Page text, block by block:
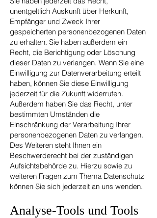
unentgeltlich Auskunft über Herkunft,
Empfänger und Zweck Ihrer
gespeicherten personenbezogenen Daten
zu erhalten. Sie haben außerdem ein
Recht, die Berichtigung oder Löschung
dieser Daten zu verlangen. Wenn Sie eine
Einwilligung zur Datenverarbeitung erteilt
haben, können Sie diese Einwilligung
jederzeit für die Zukunft widerrufen.
Außerdem haben Sie das Recht, unter
bestimmten Umständen die
Einschränkung der Verarbeitung Ihrer
personenbezogenen Daten zu verlangen.
Des Weiteren steht Ihnen ein
Beschwerderecht bei der zuständigen
Aufsichtsbehörde zu. Hierzu sowie zu
weiteren Fragen zum Thema Datenschutz
können Sie sich jederzeit an uns wenden.
Analyse-Tools und Tools